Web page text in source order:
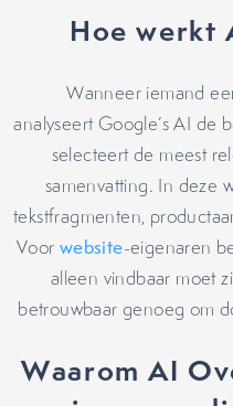
Hoe werkt
Wanneer iemand
analyseert Google’s AI de
selecteert de meest
samenvatting. In deze
tekstfragmenten,
Voor website-eigenaren
alleen vindbaar moet
betrouwbaar genoeg om
Waarom AI